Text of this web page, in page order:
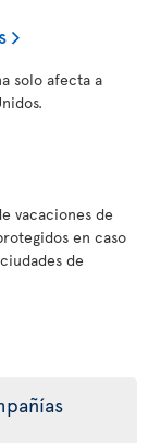
solo afecta a
vacaciones de
en caso
de